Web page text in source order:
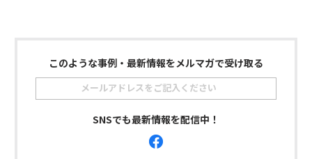
このような事例・最新情報をメルマガで受け取る
SNSでも最新情報を配信中！